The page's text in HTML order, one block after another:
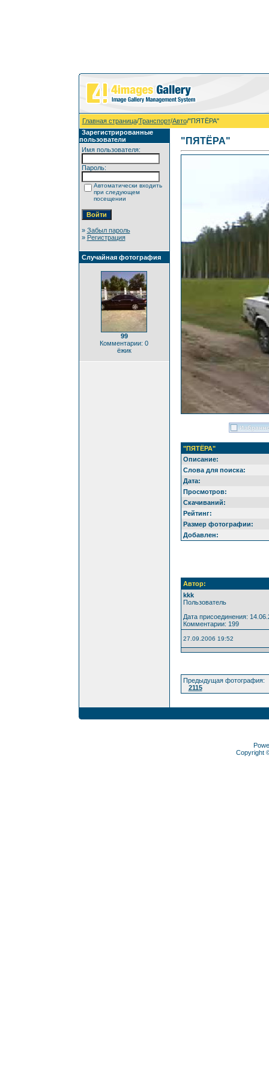
Главная страница/Транспорт/Авто/"ПЯТЁРА"
Зарегистрированные
пользователи
Имя пользователя:
Пароль:
Автоматически входить
при следующем
посещении
» Забыл пароль
» Регистрация
Случайная фотография
99
Комментарии: 0
ёжик
"ПЯТЁРА"
"ПЯТЁРА"
Описание:
Слова для поиска:
Дата:
Просмотров:
Скачиваний:
Рейтинг:
Размер фотографии:
Добавлен:
Автор:
kkk
Пользователь
Дата присоединения:
Комментарии: 199
27.09.2006 19:52
Предыдущая фотография:
2115
Copyright